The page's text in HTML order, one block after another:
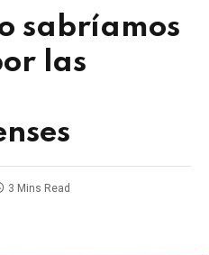
sabríamos
las
3 Mins Read